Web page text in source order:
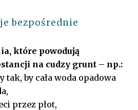
bezpośrednie
które powodują
na cudzy grunt – np.:
by cała woda opadowa
przez płot,